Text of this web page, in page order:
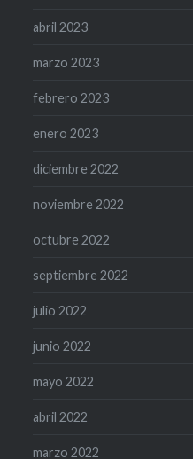
abril 2023
marzo 2023
febrero 2023
enero 2023
diciembre 2022
noviembre 2022
octubre 2022
septiembre 2022
julio 2022
junio 2022
mayo 2022
abril 2022
marzo 2022